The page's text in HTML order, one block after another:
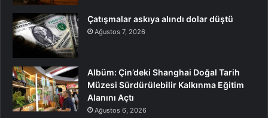
Çatışmalar askıya alındı dolar düştü
Ağustos 7, 2026
Albüm: Çin’deki Shanghai Doğal Tarih
Müzesi Sürdürülebilir Kalkınma Eğitim
Alanını Açtı
Ağustos 6, 2026